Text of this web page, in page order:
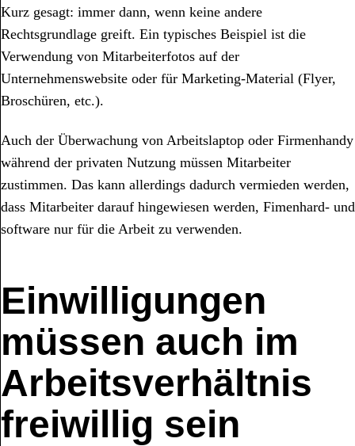
Kurz gesagt: immer dann, wenn keine andere
Rechtsgrundlage greift. Ein typisches Beispiel ist die
Verwendung von Mitarbeiterfotos auf der
Unternehmenswebsite oder für Marketing-Material (Flyer,
Broschüren, etc.).
Auch der Überwachung von Arbeitslaptop oder Firmenhandy
während der privaten Nutzung müssen Mitarbeiter
zustimmen. Das kann allerdings dadurch vermieden werden,
dass Mitarbeiter darauf hingewiesen werden, Fimenhard- und
software nur für die Arbeit zu verwenden.
Einwilligungen
müssen auch im
Arbeitsverhältnis
freiwillig sein